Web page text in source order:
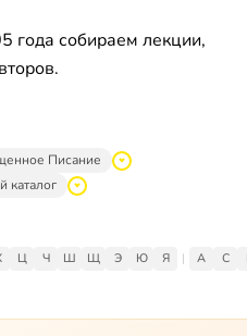
года собираем лекции,
Писание
каталог
Ц Ч Ш Щ Э Ю Я | A C